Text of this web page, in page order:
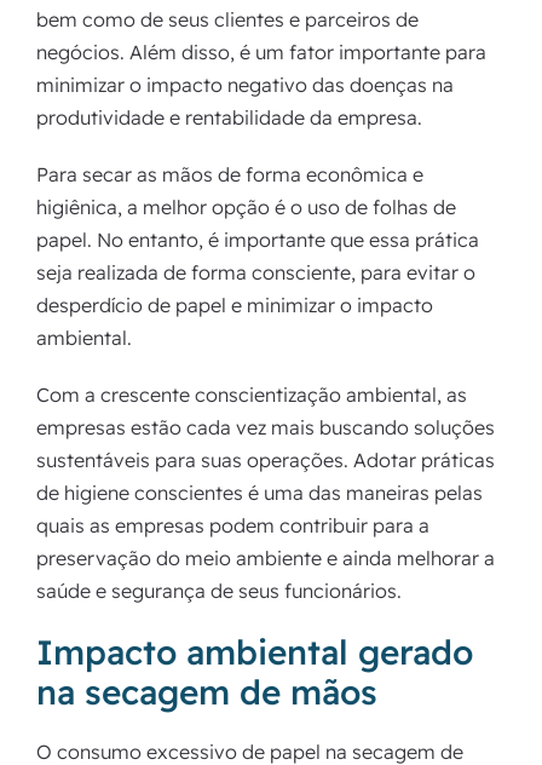
bem como de seus clientes e parceiros de
negócios. Além disso, é um fator importante para
minimizar o impacto negativo das doenças na
produtividade e rentabilidade da empresa.
Para secar as mãos de forma econômica e
higiênica, a melhor opção é o uso de folhas de
papel. No entanto, é importante que essa prática
seja realizada de forma consciente, para evitar o
desperdício de papel e minimizar o impacto
ambiental.
Com a crescente conscientização ambiental, as
empresas estão cada vez mais buscando soluções
sustentáveis para suas operações. Adotar práticas
de higiene conscientes é uma das maneiras pelas
quais as empresas podem contribuir para a
preservação do meio ambiente e ainda melhorar a
saúde e segurança de seus funcionários.
Impacto ambiental gerado
na secagem de mãos
O consumo excessivo de papel na secagem de